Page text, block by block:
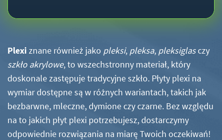
Plexi znane również jako pleksi, pleksa, pleksiglasczy
szkło akrylowe, to wszechstronny materiał, który
doskonale zastępuje tradycyjne szkło. Płyty plexi na
wymiar dostępne są w różnych wariantach, takich jak
bezbarwne, mleczne, dymione czy czarne. Bez względu
na to jakich płyt plexi potrzebujesz, dostarczymy
odpowiednie rozwiązania na miarę Twoich oczekiwań!